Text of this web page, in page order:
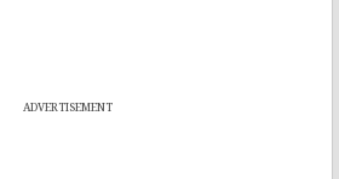
ADVERTISEMENT